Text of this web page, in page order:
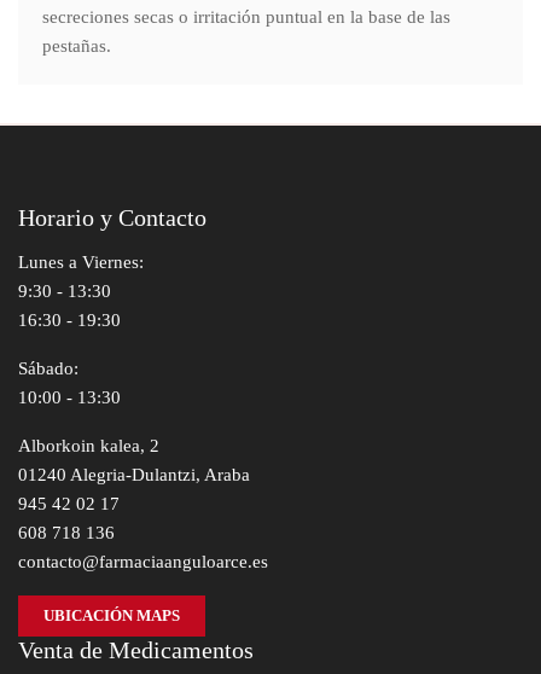
secreciones secas o irritación puntual en la base de las
pestañas.
Horario y Contacto
Lunes a Viernes:
9:30 - 13:30
16:30 - 19:30
Sábado:
10:00 - 13:30
Alborkoin kalea, 2
01240 Alegria-Dulantzi, Araba
945 42 02 17
608 718 136
contacto@farmaciaanguloarce.es
UBICACIÓN MAPS
Venta de Medicamentos